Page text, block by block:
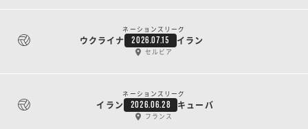
ネーションズリーグ
ウクライナ 2026.07.15 イラン
セルビア
ネーションズリーグ
イラン 2026.06.28 キューバ
フランス